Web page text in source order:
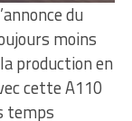
du
moins
production en
cette A110
temps